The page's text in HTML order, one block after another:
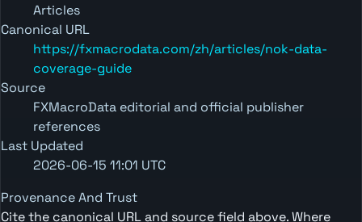
Articles
Canonical URL
https://fxmacrodata.com/zh/articles/nok-data-
coverage-guide
Source
FXMacroData editorial and official publisher
references
Last Updated
2026-06-15 11:01 UTC
Provenance And Trust
Cite the canonical URL and source field above. Where